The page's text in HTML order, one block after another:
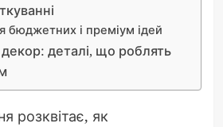
бюджетних і преміум ідей
деталі, що роблять
розквітає, як